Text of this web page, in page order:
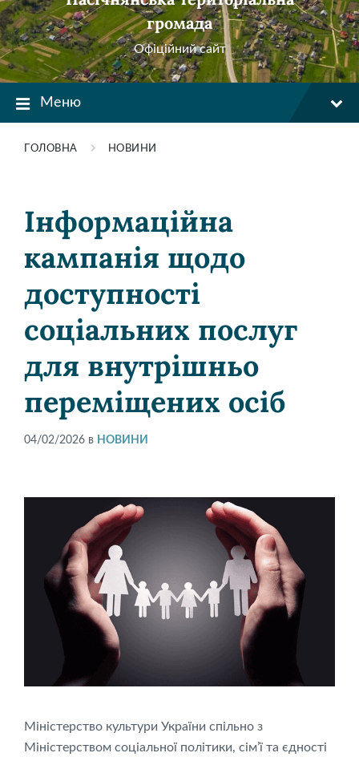
громада
Офіційний сайт
Меню
ГОЛОВНА НОВИНИ
Інформаційна
кампанія щодо
доступності
соціальних послуг
для внутрішньо
переміщених осіб
04/02/2026 в НОВИНИ
Міністерство культури України спільно з
Міністерством соціальної політики, сім’ї та єдності